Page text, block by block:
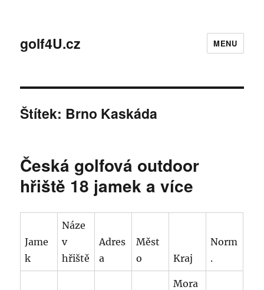
golf4U.cz MENU
Štítek: Brno Kaskáda
Česká golfová outdoor
hřiště 18 jamek a více
Jame
k
Náze
v
hřiště
Adres
a
Měst
o
Kraj
Norm
.
Mora